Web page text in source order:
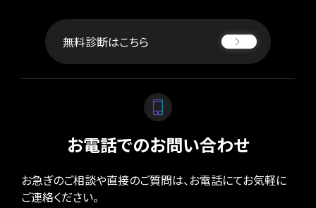
無料診断はこちら
お電話でのお問い合わせ
お急ぎのご相談や直接のご質問は、お電話にてお気軽に
ご連絡ください。